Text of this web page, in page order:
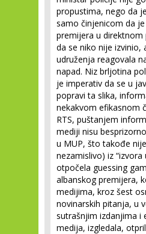
propustima, nego da
samo činjenicom da
premijera u direktnom
da se niko nije izvinio,
udruženja reagovala
napad. Niz brljotina
je imperativ da se u
popravi ta slika,
nekakvom efikasnom
RTS, puštanjem
mediji nisu
u MUP, što takođe
nezamislivo) iz “izvora
otpočela guessing
albanskog premijera,
medijima, kroz šest
novinarskih pitanja, u
sutrašnjim izdanjima i
medija, izgledala,